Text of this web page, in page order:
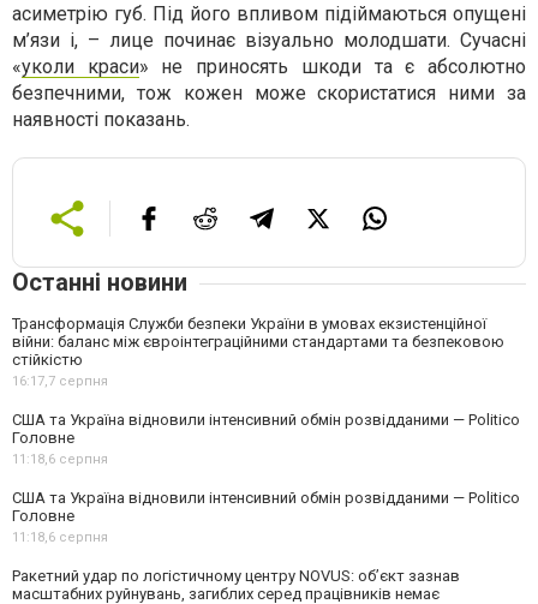
асиметрію губ. Під його впливом підіймаються опущені
м’язи і, – лице починає візуально молодшати. Сучасні
«уколи краси» не приносять шкоди та є абсолютно
безпечними, тож кожен може скористатися ними за
наявності показань.
Останні новини
Трансформація Служби безпеки України в умовах екзистенційної
війни: баланс між євроінтеграційними стандартами та безпековою
стійкістю
16:17,7 серпня
США та Україна відновили інтенсивний обмін розвідданими — Politico
Головне
11:18,6 серпня
США та Україна відновили інтенсивний обмін розвідданими — Politico
Головне
11:18,6 серпня
Ракетний удар по логістичному центру NOVUS: об’єкт зазнав
масштабних руйнувань, загиблих серед працівників немає